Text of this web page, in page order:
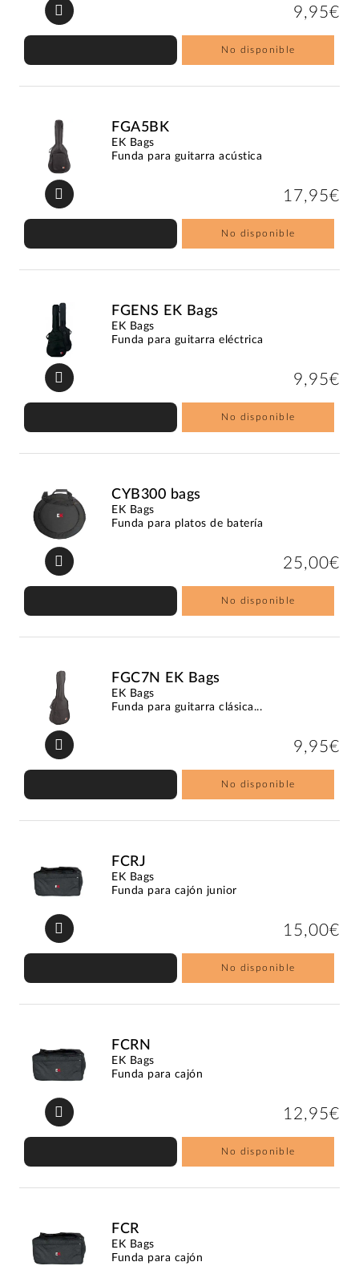
9,95€
No disponible
FGA5BK
EK Bags
Funda para guitarra acústica
17,95€
No disponible
FGENS EK Bags
EK Bags
Funda para guitarra eléctrica
9,95€
No disponible
CYB300 bags
EK Bags
Funda para platos de batería
25,00€
No disponible
FGC7N EK Bags
EK Bags
Funda para guitarra clásica...
9,95€
No disponible
FCRJ
EK Bags
Funda para cajón junior
15,00€
No disponible
FCRN
EK Bags
Funda para cajón
12,95€
No disponible
FCR
EK Bags
Funda para cajón